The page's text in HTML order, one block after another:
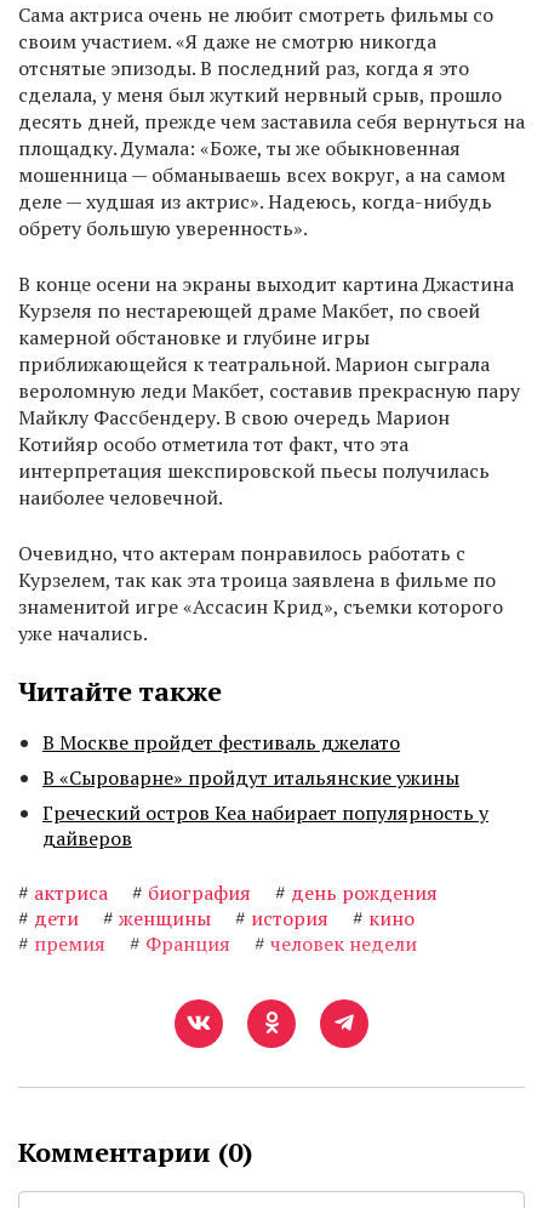
Сама актриса очень не любит смотреть фильмы со
своим участием. «Я даже не смотрю никогда
отснятые эпизоды. В последний раз, когда я это
сделала, у меня был жуткий нервный срыв, прошло
десять дней, прежде чем заставила себя вернуться на
площадку. Думала: «Боже, ты же обыкновенная
мошенница — обманываешь всех вокруг, а на самом
деле — худшая из актрис». Надеюсь, когда-нибудь
обрету большую уверенность».
В конце осени на экраны выходит картина Джастина
Курзеля по нестареющей драме Макбет, по своей
камерной обстановке и глубине игры
приближающейся к театральной. Марион сыграла
вероломную леди Макбет, составив прекрасную пару
Майклу Фассбендеру. В свою очередь Марион
Котийяр особо отметила тот факт, что эта
интерпретация шекспировской пьесы получилась
наиболее человечной.
Очевидно, что актерам понравилось работать с
Курзелем, так как эта троица заявлена в фильме по
знаменитой игре «Ассасин Крид», съемки которого
уже начались.
Читайте также
В Москве пройдет фестиваль джелато
В «Сыроварне» пройдут итальянские ужины
Греческий остров Кеа набирает популярность у
дайверов
# актриса # биография # день рождения
# дети # женщины # история # кино
# премия # Франция # человек недели
Комментарии (0)